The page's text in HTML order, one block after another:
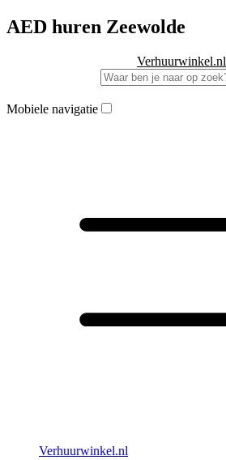
AED huren Zeewolde
Verhuurwinkel.nl
Mobiele navigatie
Verhuurwinkel.nl